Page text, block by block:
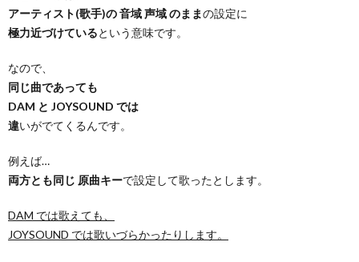
アーティスト(歌手)の 音域 声域 のままの設定に
極力近づけているという意味です。
なので、
同じ曲であっても
DAM と JOYSOUND では
違いがでてくるんです。
例えば…
両方とも同じ 原曲キーで設定して歌ったとします。
DAM では歌えても、
JOYSOUND では歌いづらかったりします。